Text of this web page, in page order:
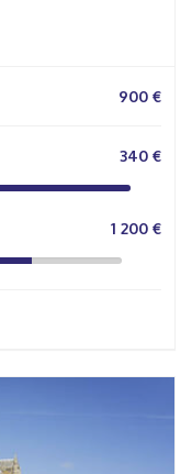
900 €
340 €
1 200 €